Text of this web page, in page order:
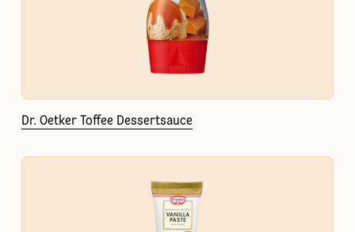
Dr. Oetker Toffee Dessertsauce